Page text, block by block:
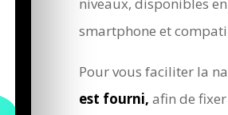
smartphone et
Pour vous faciliter la
est fourni, afin de